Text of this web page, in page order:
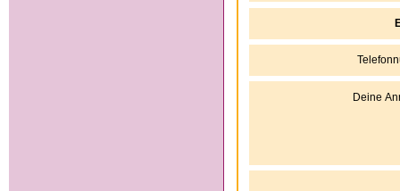
Deine